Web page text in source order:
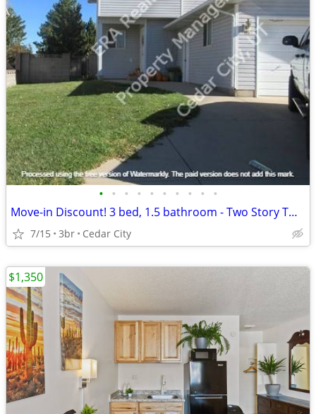
• • • • • • • • • •
Move-in Discount! 3 bed, 1.5 bathroom - Two Story Twin Home (928)
7/15 3br Cedar City
$1,350